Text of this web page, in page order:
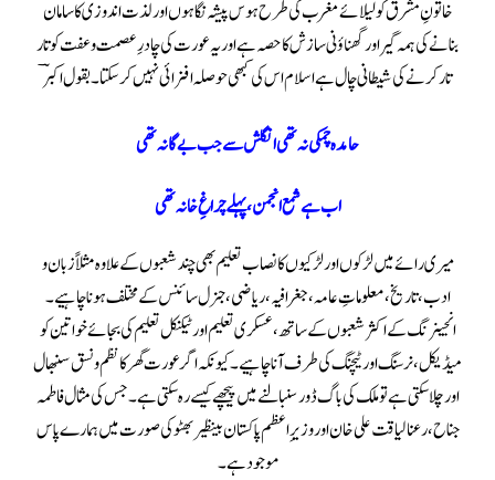
خاتونِ مشرق کو لیلائے مغرب کی طرح ہوس پیشہ نگاہوں اور لذت اندوزی کا سامان
بنانے کی ہمہ گیر اور گھناؤنی سازش کا حصہ ہے اور یہ عورت کی چادرِ عصمت وعفت کو تار
تار کرنے کی شیطانی چال ہےاسلام اس کی کبھی حوصلہ افزائی نہیں کر سکتا ۔بقول اکبرؔ
حامدہ چمکی نہ تھی انگلش سے جب بے گانہ تھی
اب ہے شمع انجمن، پہلے چراغِ خانہ تھی
میری رائے میں لڑکوں اور لڑکیوں کا نصاب تعلیم بھی چند شعبوں کے علاوہ مثلاً زبان و
ادب ، تاریخ ، معلوماتِ عامہ ، جغرافیہ، ریاضی، جنرل سائنس کےمختلف ہونا چاہیے ۔
انجینرنگ کے اکثر شعبوں کے ساتھ ،عسکری تعلیم اور ٹیکنیکل تعلیم کی بجائے خواتین کو
میڈیکل ، نرسنگ اور ٹیچنگ کی طرف آنا چاہیے۔کیونکہ اگر عورت گھر کا نظم و نسق سنبھال
اور چلا سکتی ہے تو ملک کی باگ ڈور سنبالنے میں پیچھے کیسے رہ سکتی ہے۔جس کی مثال فاطمہ
جناح ،رعنا لیاقت علی خان اور وزیرِ اعظم پاکستان بینظیر بھٹو کی صورت میں ہمارے پاس
موجود ہے۔